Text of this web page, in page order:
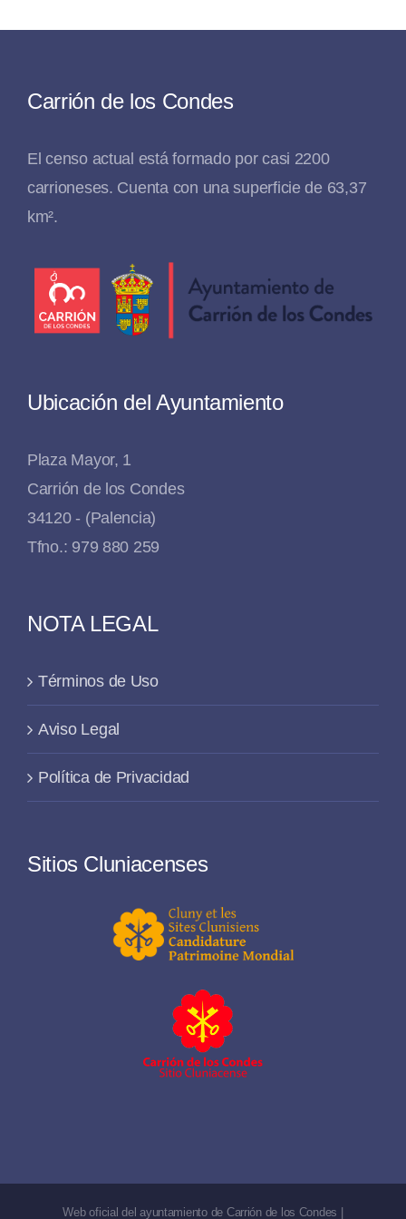
Carrión de los Condes
El censo actual está formado por casi 2200
carrioneses. Cuenta con una superficie de 63,37
km².
Ubicación del Ayuntamiento
Plaza Mayor, 1
Carrión de los Condes
34120 - (Palencia)
Tfno.: 979 880 259
NOTA LEGAL
Términos de Uso
Aviso Legal
Política de Privacidad
Sitios Cluniacenses
Web oficial del ayuntamiento de Carrión de los Condes |